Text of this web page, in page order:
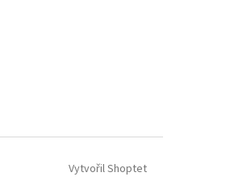
Vytvořil Shoptet